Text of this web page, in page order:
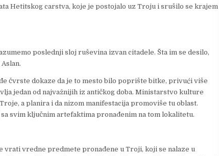
Hetitskog carstva, koje je postojalo uz Troju i srušilo se krajem
poslednji sloj ruševina izvan citadele. Šta im se desilo,
čvrste dokaze da je to mesto bilo poprište bitke, privući više
jedan od najvažnijih iz antičkog doba. Ministarstvo kulture
a planira i da nizom manifestacija promoviše tu oblast.
svim ključnim artefaktima pronađenim na tom lokalitetu.
vrati vredne predmete pronađene u Troji, koji se nalaze u